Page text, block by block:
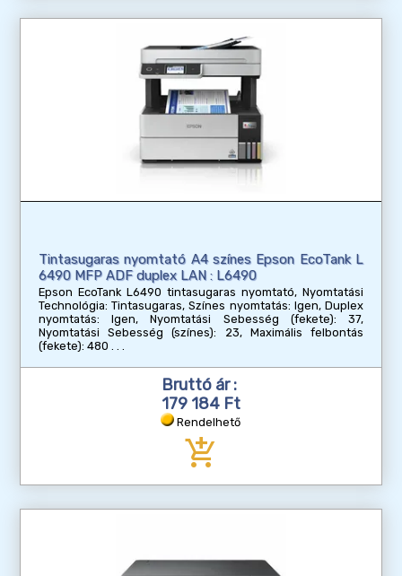
Tintasugaras nyomtató A4 színes Epson EcoTank L
6490 MFP ADF duplex LAN : L6490
Epson EcoTank L6490 tintasugaras nyomtató, Nyomtatási
Technológia: Tintasugaras, Színes nyomtatás: Igen, Duplex
nyomtatás: Igen, Nyomtatási Sebesség (fekete): 37,
Nyomtatási Sebesség (színes): 23, Maximális felbontás
(fekete): 480
Bruttó ár :
179 184 Ft
Rendelhető
add_shopping_cart